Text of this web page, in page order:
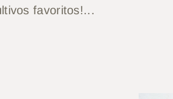
favoritos!...